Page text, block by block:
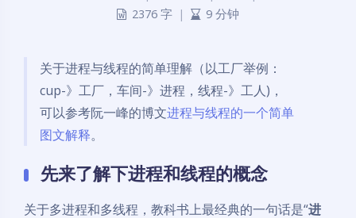
2376 字 | 9 分钟
关于进程与线程的简单理解（以工厂举例：
cup-》工厂，车间-》进程，线程-》工人)，
可以参考阮一峰的博文进程与线程的一个简单
图文解释。
先来了解下进程和线程的概念
关于多进程和多线程，教科书上最经典的一句话是“进